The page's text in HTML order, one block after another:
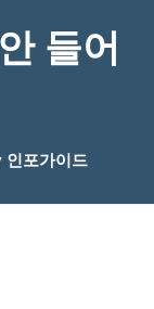
들어
인포가이드